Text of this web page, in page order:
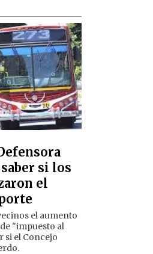
si los
el
el aumento
"impuesto al
si el Concejo